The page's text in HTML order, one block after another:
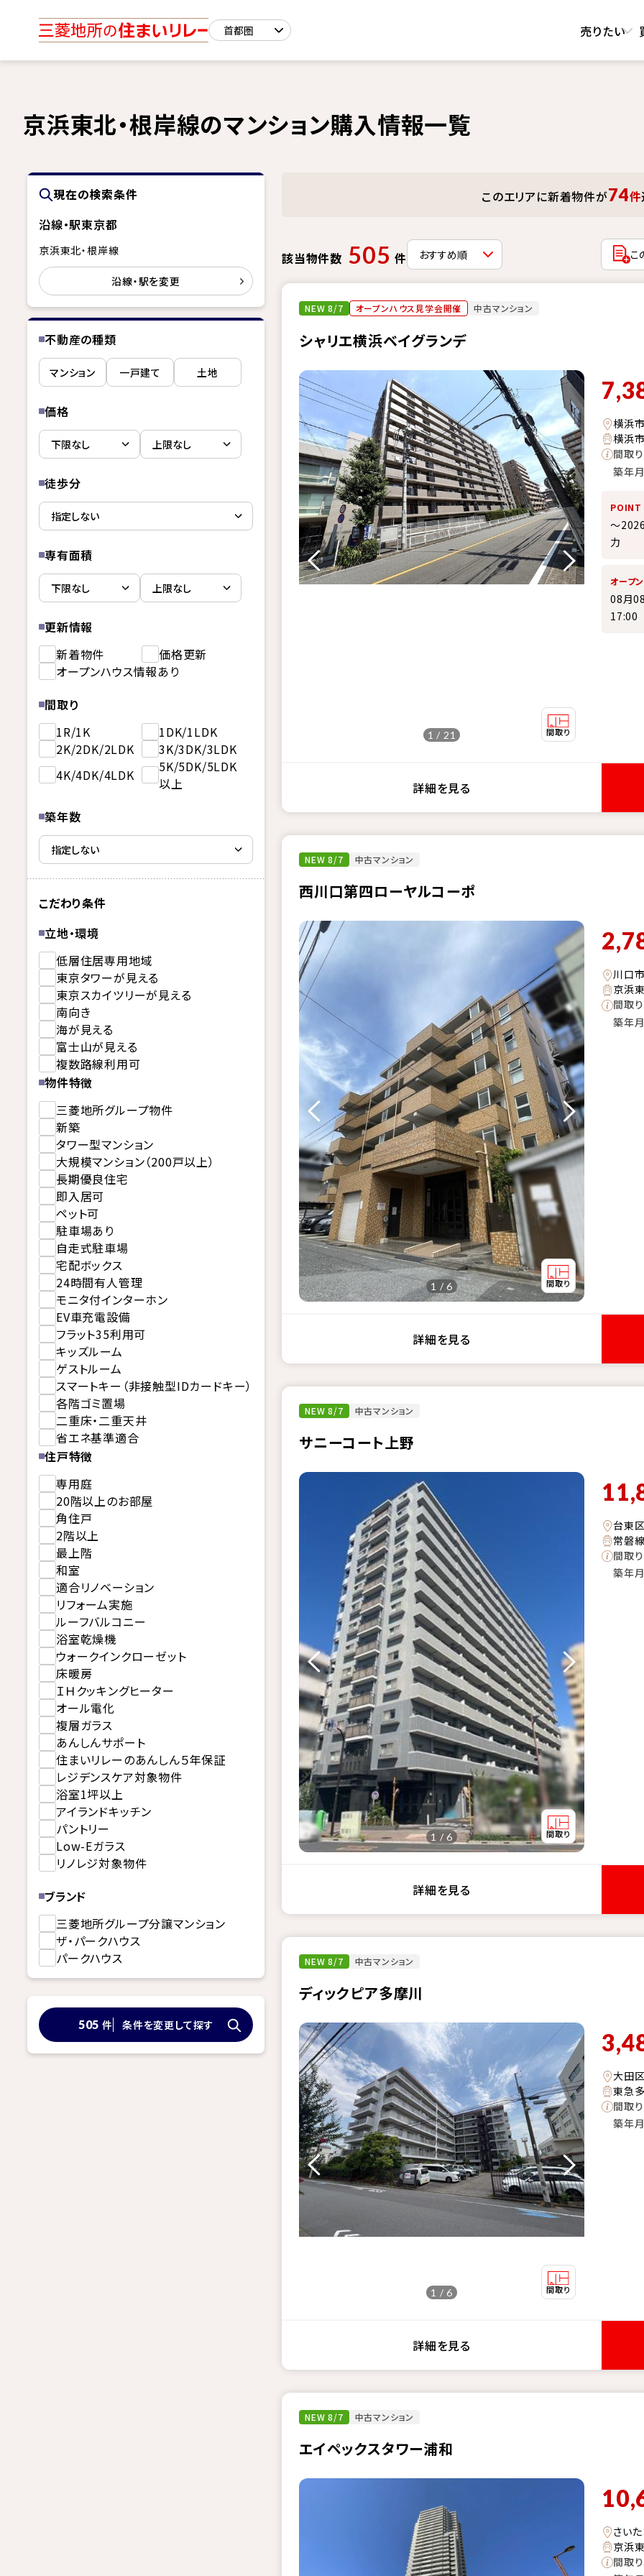
売りたい
京浜東北・根岸線のマンション購入情報一覧
現在の検索条件
沿線・駅東京都
京浜東北・根岸線
沿線・駅を変更
不動産の種類
マンション 一戸建て 土地
価格
徒歩分
専有面積
更新情報
新着物件
価格更新
オープンハウス情報あり
間取り
1R/1K
1DK/1LDK
2K/2DK/2LDK
3K/3DK/3LDK
4K/4DK/4LDK
5K/5DK/5LDK
以上
築年数
こだわり条件
立地・環境
低層住居専用地域
東京タワーが見える
東京スカイツリーが見える
南向き
海が見える
富士山が見える
複数路線利用可
物件特徴
三菱地所グループ物件
新築
タワー型マンション
大規模マンション（200戸以上）
長期優良住宅
即入居可
ペット可
駐車場あり
自走式駐車場
宅配ボックス
24時間有人管理
モニタ付インターホン
EV車充電設備
フラット35利用可
キッズルーム
ゲストルーム
スマートキー（非接触型IDカードキー）
各階ゴミ置場
二重床・二重天井
省エネ基準適合
住戸特徴
専用庭
20階以上のお部屋
角住戸
2階以上
最上階
和室
適合リノベーション
リフォーム実施
ルーフバルコニー
浴室乾燥機
ウォークインクローゼット
床暖房
ＩＨクッキングヒーター
オール電化
複層ガラス
あんしんサポート
住まいリレーのあんしん５年保証
レジデンスケア対象物件
浴室1坪以上
アイランドキッチン
パントリー
Low-Eガラス
リノレジ対象物件
ブランド
三菱地所グループ分譲マンション
ザ・パークハウス
パークハウス
505 件 条件を変更して探す
このエリアに新着物件が74件
該当物件数 505 件 こ
NEW 8/7 オープンハウス見学会開催 中古マンション
シャリエ横浜ベイグランデ
1 / 21
横浜
横浜
間取り
築年月
POINT
～
力
オープ
08月
17:00
詳細を見る
NEW 8/7 中古マンション
西川口第四ローヤルコーポ
1 / 6
川口
京浜
間取り
築年月
詳細を見る
NEW 8/7 中古マンション
サニーコート上野
1 / 6
台東
常磐
間取り
築年月
詳細を見る
NEW 8/7 中古マンション
ディックピア多摩川
1 / 6
大田
東急
間取り
築年月
詳細を見る
NEW 8/7 中古マンション
エイペックスタワー浦和
さい
京浜
間取り